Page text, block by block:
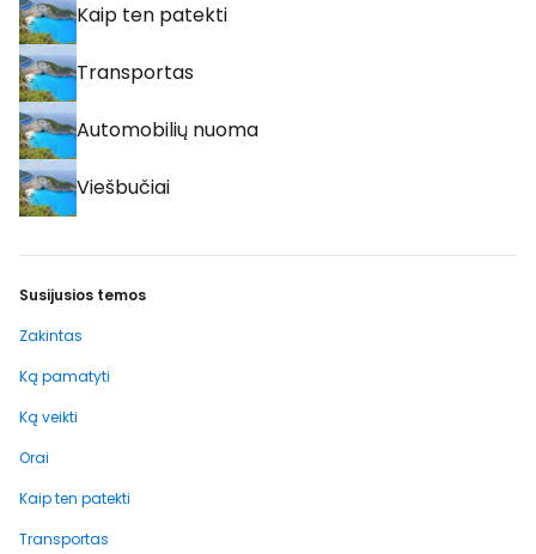
Kaip ten patekti
Transportas
Automobilių nuoma
Viešbučiai
Susijusios temos
Zakintas
Ką pamatyti
Ką veikti
Orai
Kaip ten patekti
Transportas